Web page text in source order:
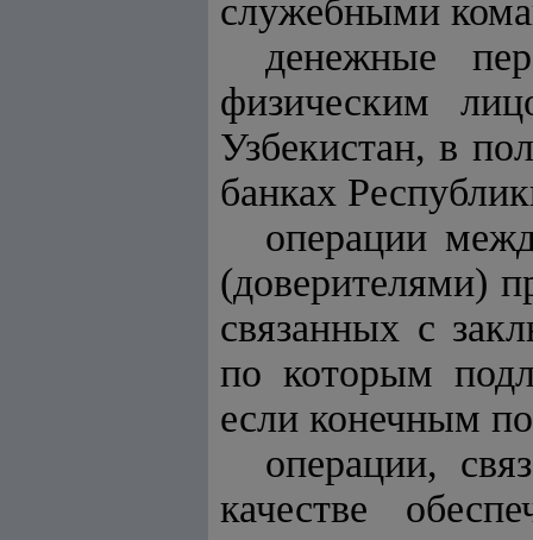
служебными
денежные
физическим
Узбекистан, в
банках
операции
(доверителями)
связанных с
по которым
если конечным
операции,
качестве